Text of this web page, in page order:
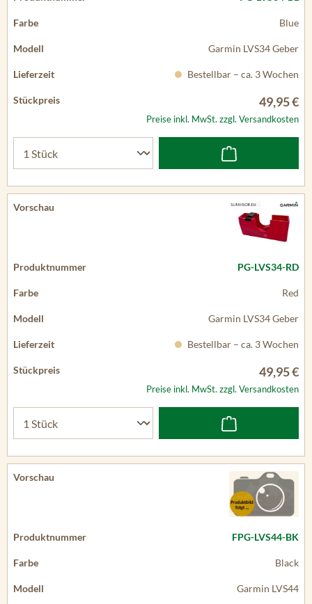
Blue
Garmin LVS34 Geber
Bestellbar – ca. 3 Wochen
49,95 €
Preise inkl. MwSt. zzgl. Versandkosten
PG-LVS34-RD
Red
Garmin LVS34 Geber
Bestellbar – ca. 3 Wochen
49,95 €
Preise inkl. MwSt. zzgl. Versandkosten
FPG-LVS44-BK
Black
Garmin LVS44